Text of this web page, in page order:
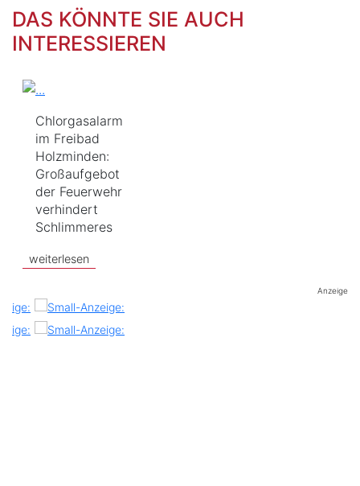
DAS KÖNNTE SIE AUCH
INTERESSIEREN
Chlorgasalarm
im Freibad
Holzminden:
Großaufgebot
der Feuerwehr
verhindert
Schlimmeres
weiterlesen
Anzeige